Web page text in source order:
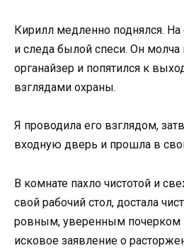
Кирилл медленно поднялся. На
и следа былой спеси. Он
органайзер и попятился к
взглядами охраны.
Я проводила его взглядом,
входную дверь и прошла в
В комнате пахло чистотой и
свой рабочий стол, достала
ровным, уверенным почерком
исковое заявление о